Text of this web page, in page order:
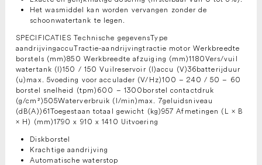
Het wasmiddel kan worden vervangen zonder de
schoonwatertank te legen.
SPECIFICATIES Technische gegevensType
aandrijvingaccuTractie-aandrijvingtractie motor Werkbreedte
borstels (mm)850 Werkbreedte afzuiging (mm)1180Vers/vuil
watertank (l)150 / 150 Vuilreservoir (l)accu (V)36batterijduur
(u)max. 5voeding voor acculader (V/Hz)100 – 240 / 50 – 60
borstel snelheid (tpm)600 – 1300borstel contactdruk
(g/cm²)505Waterverbruik (l/min)max. 7geluidsniveau
(dB(A))61Toegestaan totaal gewicht (kg)957 Afmetingen (L × B
× H) (mm)1790 x 910 x 1410 Uitvoering
Diskborstel
Krachtige aandrijving
Automatische waterstop